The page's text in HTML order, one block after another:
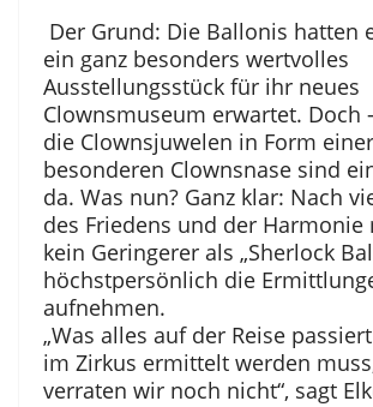
Der Grund: Die Ballonis hatten
ein ganz besonders wertvolles
Ausstellungsstück für ihr neues
Clownsmuseum erwartet. Doch
die Clownsjuwelen in Form
besonderen Clownsnase sind
da. Was nun? Ganz klar: Nach
des Friedens und der Harmonie
kein Geringerer als „Sherlock
höchstpersönlich die
aufnehmen.
„Was alles auf der Reise
im Zirkus ermittelt werden
verraten wir noch nicht“, sagt